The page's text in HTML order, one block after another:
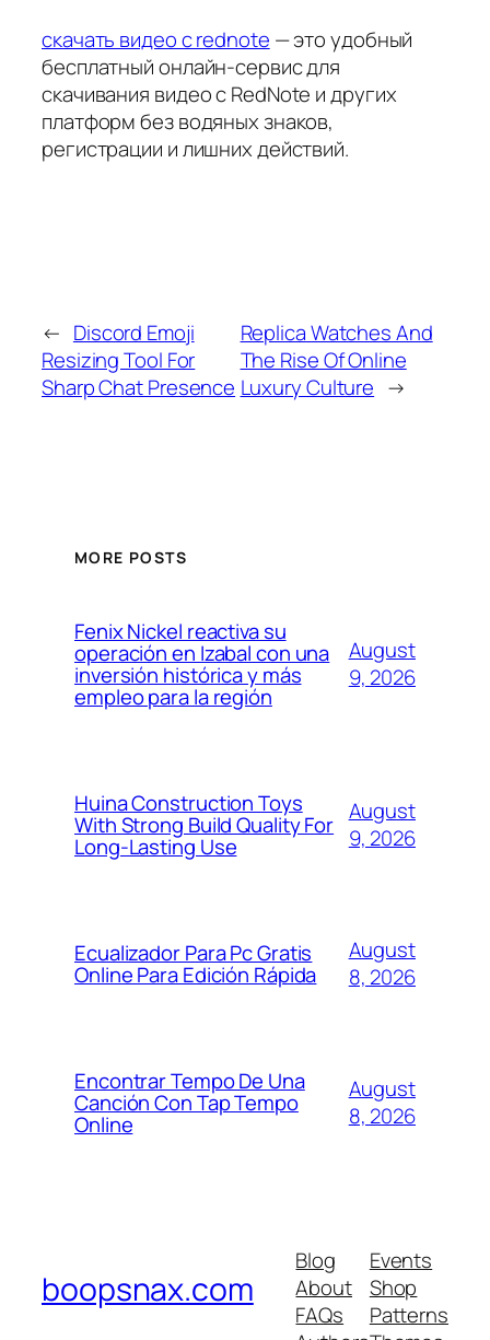
скачать видео с rednote — это удобный
бесплатный онлайн-сервис для
скачивания видео с RedNote и других
платформ без водяных знаков,
регистрации и лишних действий.
← Discord Emoji
Resizing Tool For
Sharp Chat Presence
Replica Watches And
The Rise Of Online
Luxury Culture →
MORE POSTS
Fenix Nickel reactiva su
operación en Izabal con una
inversión histórica y más
empleo para la región
August
9, 2026
Huina Construction Toys
With Strong Build Quality For
Long-Lasting Use
August
9, 2026
Ecualizador Para Pc Gratis
Online Para Edición Rápida
August
8, 2026
Encontrar Tempo De Una
Canción Con Tap Tempo
Online
August
8, 2026
boopsnax.com
Blog
About
FAQs
Events
Shop
Patterns